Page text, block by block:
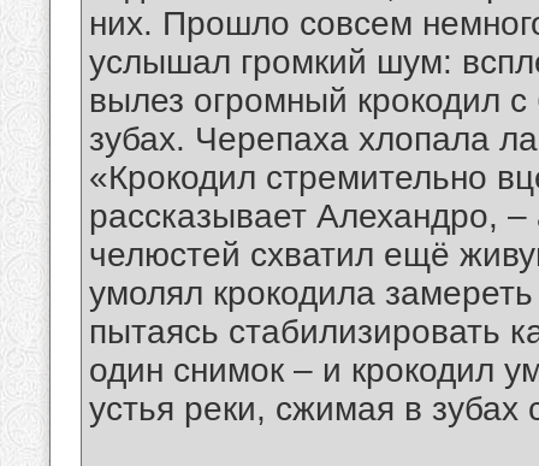
них. Прошло совсем
услышал громкий шум:
вылез огромный крокодил
зубах. Черепаха хлопала
«Крокодил стремительно
рассказывает Алехандро,
челюстей схватил ещё
умолял крокодила
пытаясь стабилизировать
один снимок – и крокодил
устья реки, сжимая в